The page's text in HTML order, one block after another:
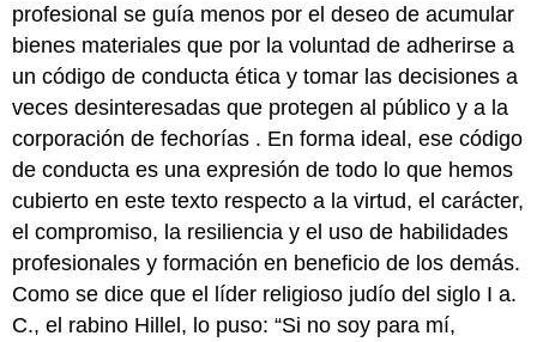
profesional se guía menos por el deseo de acumular
bienes materiales que por la voluntad de adherirse a
un código de conducta ética y tomar las decisiones a
veces desinteresadas que protegen al público y a la
corporación de fechorías . En forma ideal, ese código
de conducta es una expresión de todo lo que hemos
cubierto en este texto respecto a la virtud, el carácter,
el compromiso, la resiliencia y el uso de habilidades
profesionales y formación en beneficio de los demás.
Como se dice que el líder religioso judío del siglo I a.
C., el rabino Hillel, lo puso: “Si no soy para mí,